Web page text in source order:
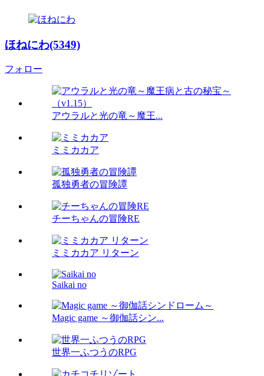
ほねにわ(5349)
フォロー
アウラルと光の竜～魔王...
ミミカカア
孤独勇者の冒険譚
チーちゃんの冒険RE
ミミカカア リターン
Saikai no
Magic game ～御伽話シン...
世界一ふつうのRPG